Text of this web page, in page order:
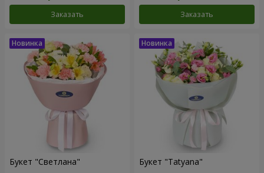
Заказать Заказать
Букет "Светлана" Букет "Tatyana"